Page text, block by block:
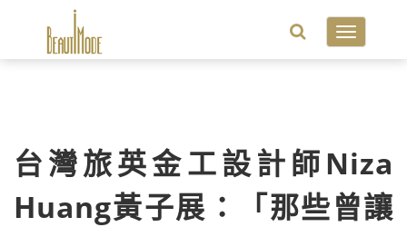
Toggle
台灣旅英金工設計師Niza
Huang黃子展：「那些曾讓